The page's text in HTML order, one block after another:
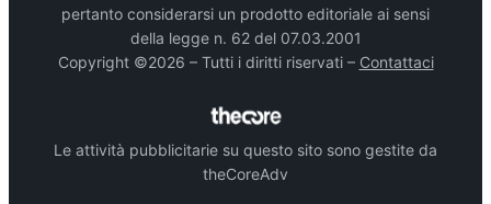
pertanto considerarsi un prodotto editoriale ai sensi
della legge n. 62 del 07.03.2001
Copyright ©2026 – Tutti i diritti riservati – Contattaci
Le attività pubblicitarie su questo sito sono gestite da
theCoreAdv